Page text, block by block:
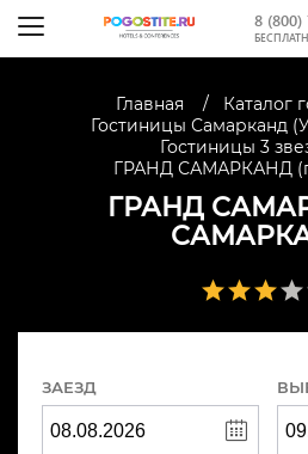
8 (800)
Главная
Каталог
Гостиницы Самарканд
Гостиницы 3
ГРАНД САМАРКАНД
ГРАНД
ЗАЕЗД